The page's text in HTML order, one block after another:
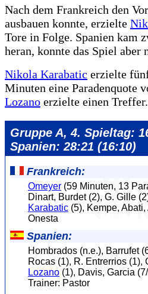
Nach dem Frankreich den
ausbauen konnte, erzielte
Tore in Folge. Spanien kam
heran, konnte das Spiel aber
Nikola Karabatic erzielte
Minuten eine Paradenquote
Lozano erzielte einen Treffer.
Gruppe A, 4. Spieltag:
Spanien: 28:21 (16:10)
Frankreich:
Omeyer (59 Minuten, 13
Dinart, Burdet (2), G. Gille
Karabatic (5), Kempe,
Onesta
Spanien:
Hombrados (n.e.), Barrufet
Rocas (1), R. Entrerrios (1),
Lozano (1), Davis, Garcia
Trainer: Pastor